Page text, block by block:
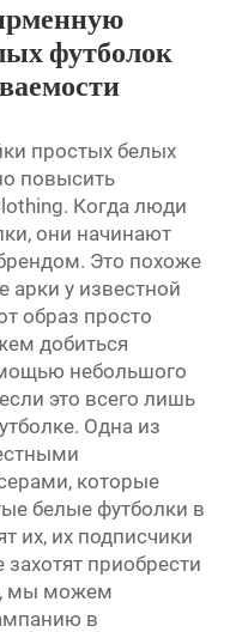
футболок
простых белых
повысить
Когда люди
они начинают
Это похоже
арки у известной
образ просто
добиться
небольшого
это всего лишь
Одна из
которые
белые футболки в
их, их подписчики
приобрести
мы можем
в